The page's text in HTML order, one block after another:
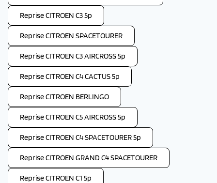
Reprise CITROEN C3 5p
Reprise CITROEN SPACETOURER
Reprise CITROEN C3 AIRCROSS 5p
Reprise CITROEN C4 CACTUS 5p
Reprise CITROEN BERLINGO
Reprise CITROEN C5 AIRCROSS 5p
Reprise CITROEN C4 SPACETOURER 5p
Reprise CITROEN GRAND C4 SPACETOURER
Reprise CITROEN C1 5p